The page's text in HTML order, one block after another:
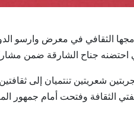
احتضنه جناح الشارقة
شعريتين تنتميان إلى
الثقافة وفتحت أمام جمهور